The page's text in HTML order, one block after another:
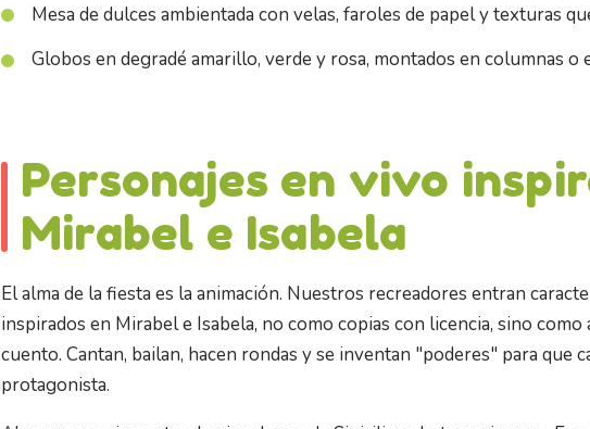
Mesa de dulces ambientada con velas, faroles de papel y texturas
Globos en degradé amarillo, verde y rosa, montados en columnas o
Personajes en vivo
Mirabel e Isabela
El alma de la fiesta es la animación. Nuestros recreadores entran
inspirados en Mirabel e Isabela, no como copias con licencia, sino
cuento. Cantan, bailan, hacen rondas y se inventan "poderes" para que
protagonista.